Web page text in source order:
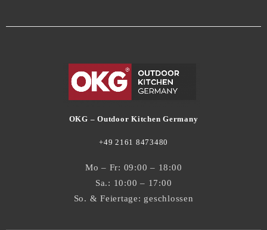
OKG – Outdoor Kitchen Germany
+49 2161 8473480
Mo – Fr: 09:00 – 18:00
Sa.: 10:00 – 17:00
So. & Feiertage: geschlossen